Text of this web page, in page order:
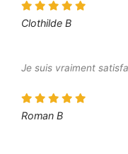
Clothilde B
Je suis vraiment
Roman B